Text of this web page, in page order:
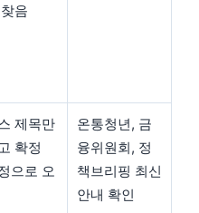
음
제목만
확정
으로 오
온통청년, 금
융위원회, 정
책브리핑 최신
안내 확인